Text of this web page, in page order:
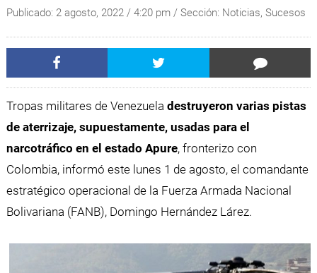
Publicado: 2 agosto, 2022/ 4:20 pm / Sección: Noticias, Sucesos
Tropas militares de Venezuela destruyeron varias pistas
de aterrizaje, supuestamente, usadas para el
narcotráfico en el estado Apure, fronterizo con
Colombia, informó este lunes 1 de agosto, el comandante
estratégico operacional de la Fuerza Armada Nacional
Bolivariana (FANB), Domingo Hernández Lárez.